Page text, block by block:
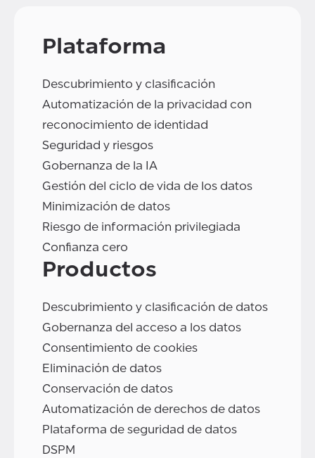
Plataforma
Descubrimiento y clasificación
Automatización de la privacidad con
reconocimiento de identidad
Seguridad y riesgos
Gobernanza de la IA
Gestión del ciclo de vida de los datos
Minimización de datos
Riesgo de información privilegiada
Confianza cero
Productos
Descubrimiento y clasificación de datos
Gobernanza del acceso a los datos
Consentimiento de cookies
Eliminación de datos
Conservación de datos
Automatización de derechos de datos
Plataforma de seguridad de datos
DSPM